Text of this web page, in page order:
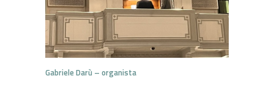
Gabriele Darù – organista